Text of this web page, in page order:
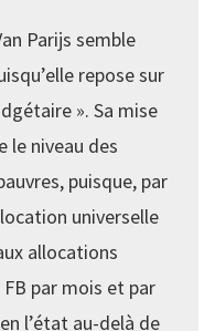
Parijs semble
repose sur
». Sa mise
le niveau des
puisque, par
universelle
allocations
par mois et par
l’état au-delà de